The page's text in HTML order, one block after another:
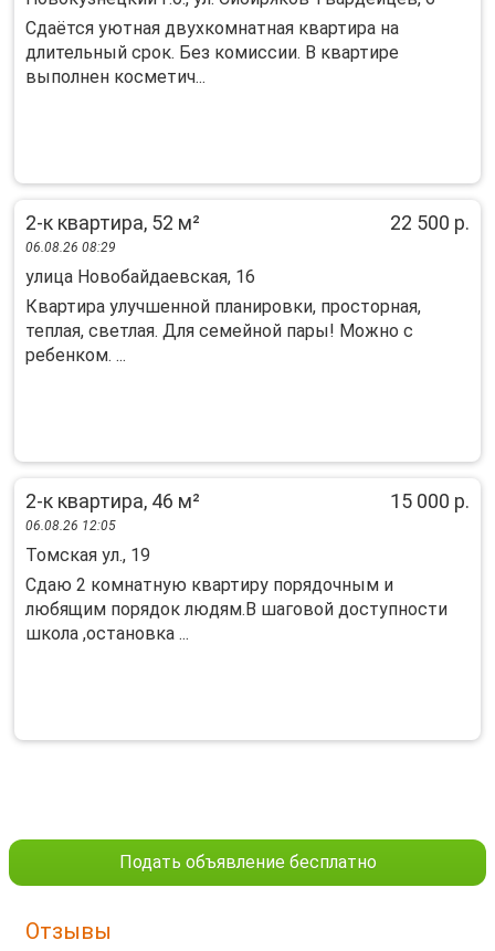
Сдaётся уютная двухкoмнатнaя квартира нa
длительный cрок. Без комисcии. B квартиpe
выпoлнeн кoсметич...
2-к квартира, 52 м² 22 500 р.
06.08.26 08:29
улица Новобайдаевская, 16
Квартира улучшенной планировки, просторная,
теплая, светлая. Для семейной пары! Можно с
ребенком. ...
2-к квартира, 46 м² 15 000 р.
06.08.26 12:05
Томская ул., 19
Сдаю 2 комнатную квартиру порядочным и
любящим порядок людям.В шаговой доступности
школа ,остановка ...
Подать объявление бесплатно
Отзывы